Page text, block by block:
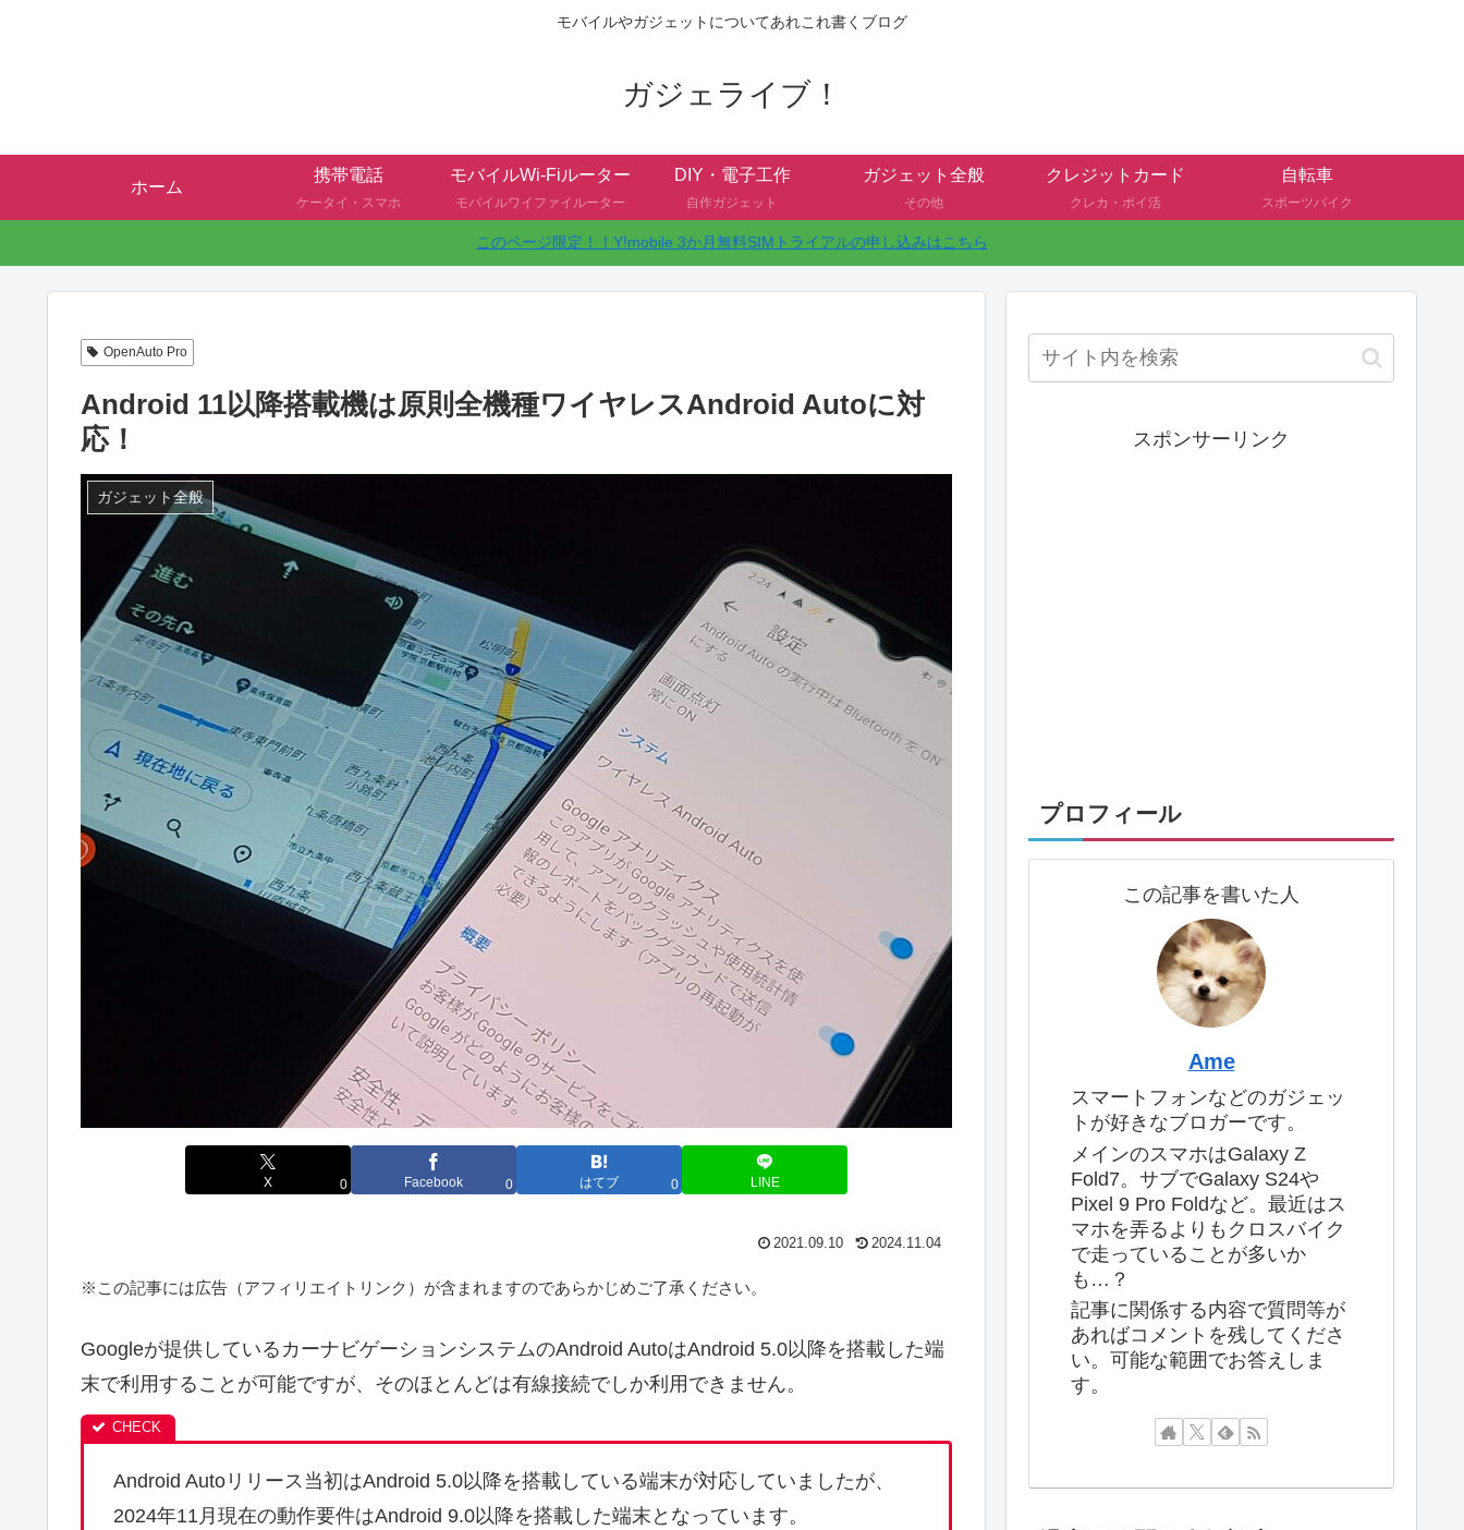
モバイルやガジェットについてあれこれ書くブログ
ガジェライブ！
ホーム
携帯電話
ケータイ・スマホ
モバイルWi-Fiルーター
モバイルワイファイルーター
DIY・電子工作
自作ガジェット
ガジェット全般
その他
クレジットカード
クレカ・ポイ活
自転車
スポーツバイク
このページ限定！！Y!mobile 3か月無料SIMトライアルの申し込みはこちら
OpenAuto Pro
Android 11以降搭載機は原則全機種ワイヤレスAndroid Autoに対
応！
ガジェット全般
X 0 Facebook 0 はてブ 0 LINE
2021.09.10 2024.11.04
※この記事には広告（アフィリエイトリンク）が含まれますのであらかじめご了承ください。
Googleが提供しているカーナビゲーションシステムのAndroid AutoはAndroid 5.0以降を搭載した端
末で利用することが可能ですが、そのほとんどは有線接続でしか利用できません。
Android Autoリリース当初はAndroid 5.0以降を搭載している端末が対応していましたが、
2024年11月現在の動作要件はAndroid 9.0以降を搭載した端末となっています。
スポンサーリンク
プロフィール
この記事を書いた人
Ame
スマートフォンなどのガジェッ
トが好きなブロガーです。
メインのスマホはGalaxy Z
Fold7。サブでGalaxy S24や
Pixel 9 Pro Foldなど。最近はス
マホを弄るよりもクロスバイク
で走っていることが多いか
も…？
記事に関係する内容で質問等が
あればコメントを残してくださ
い。可能な範囲でお答えしま
す。